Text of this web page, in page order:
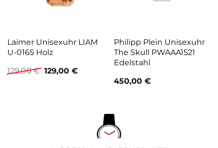
Laimer Unisexuhr LIAM
U-0165 Holz
129,00€ Ursprünglicher
Preis
129,00 €Aktueller
Philipp Plein Unisexuhr
The Skull PWAAA1521
Edelstahl
450,00 €